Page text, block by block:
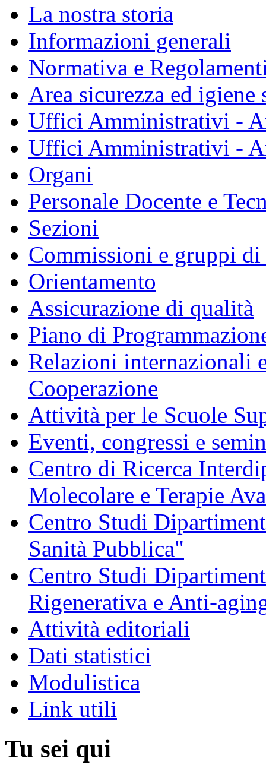
La nostra storia
Informazioni generali
Normativa e
Area sicurezza ed igiene
Uffici Amministrativi -
Uffici Amministrativi -
Organi
Personale Docente e
Sezioni
Commissioni e gruppi
Orientamento
Assicurazione di qualità
Piano di
Relazioni internazionali
Cooperazione
Attività per le Scuole
Eventi, congressi e
Centro di Ricerca
Molecolare e Terapie
Centro Studi
Sanità Pubblica"
Centro Studi
Rigenerativa e Anti-
Attività editoriali
Dati statistici
Modulistica
Link utili
Tu sei qui